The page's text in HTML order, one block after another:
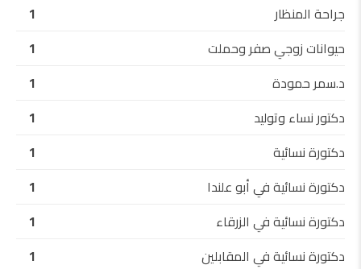
جراحة المنظار
1
حيوانات زوجي صفر وحملت
1
د.سمر حمودة
1
دكتور نساء وتوليد
1
دكتورة نسائية
1
دكتورة نسائية في أبو علندا
1
دكتورة نسائية في الزرقاء
1
دكتورة نسائية في المقابلين
1